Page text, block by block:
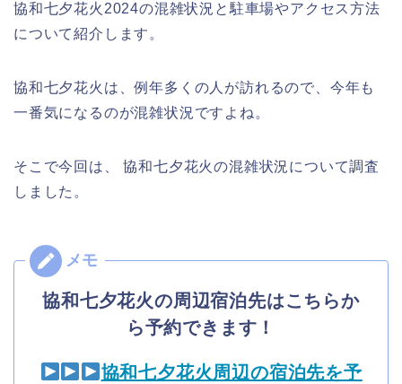
協和七夕花火2024の混雑状況と駐車場やアクセス方法
について紹介します。
協和七夕花火は、例年多くの人が訪れるので、今年も
一番気になるのが混雑状況ですよね。
そこで今回は、 協和七夕花火の混雑状況について調査
しました。
協和七夕花火の周辺宿泊先はこちらか
ら予約できます！
協和七夕花火周辺の宿泊先を予